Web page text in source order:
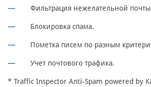
Фильтрация нежелательной
Блокировка спама.
Пометка писем по разным
Учет почтового трафика.
* Traffic Inspector Anti-Spam powered by